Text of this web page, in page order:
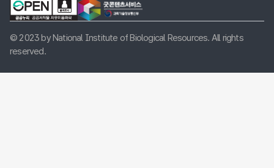
© 2023 by National Institute of Biological Resources. All rights
reserved.